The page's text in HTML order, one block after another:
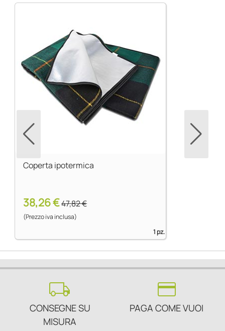
Coperta ipotermica
38,26 €47,82 €
(Prezzo iva inclusa)
1 pz.
local_shipping
CONSEGNE SU
MISURA
credit_card
PAGA COME VUOI